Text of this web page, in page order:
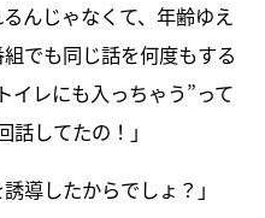
んじゃなくて、年齢ゆえ
でも同じ話を何度もする
イレにも入っちゃう”って
してたの！」
導したからでしょ？」